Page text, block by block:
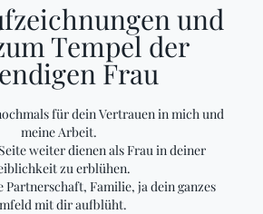
und
Tempel der
Frau
für dein Vertrauen in mich und
meine Arbeit.
weiter dienen als Frau in deiner
zu erblühen.
Partnerschaft, Familie, ja dein ganzes
mit dir aufblüht.